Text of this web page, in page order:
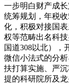
一步明白财产成
统筹规划，年税
化，积极对接国
权等范畴出名科
国道308以北），
微信小法式的分
扶打算实施、严
提的科研院所及